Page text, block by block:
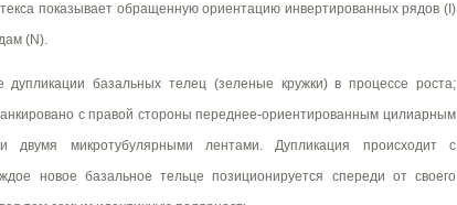
показывает обращенную ориентацию инвертированных рядов (I)
(N).
дупликации базальных телец (зеленые кружки) в процессе роста;
с правой стороны переднее-ориентированным цилиарным
двумя микротубулярными лентами. Дупликация происходит с
новое базальное тельце позиционируется спереди от своего